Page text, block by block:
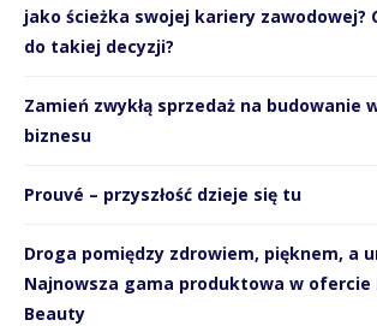
jako ścieżka swojej kariery zawodowej?
do takiej decyzji?
Zamień zwykłą sprzedaż na budowanie
biznesu
Prouvé – przyszłość dzieje się tu
Droga pomiędzy zdrowiem, pięknem, a
Najnowsza gama produktowa w ofercie
Beauty